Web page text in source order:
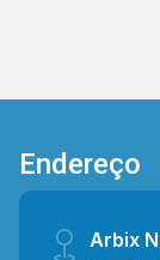
Endereço
Arbix